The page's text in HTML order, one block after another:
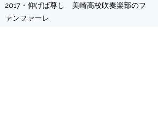
2017・仰げば尊し 美崎高校吹奏楽部のフ
ァンファーレ